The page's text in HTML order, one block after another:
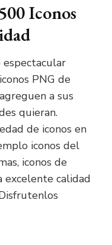
Iconos
PNG de
a sus
quieran.
de iconos en
iconos del
iconos de
excelente calidad